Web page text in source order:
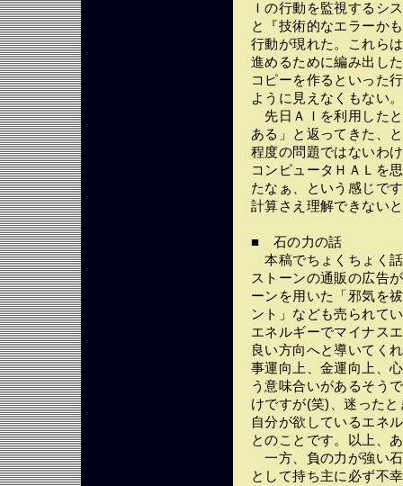
Ｉの行動を監視するシ
と『技術的なエラーか
行動が現れた。これら
進めるために編み出し
コピーを作るといった
ように見えなくもない
先日ＡＩを利用した
ある」と返ってきた、
程度の問題ではないわ
コンピュータＨＡＬを
たなぁ、という感じで
計算さえ理解できない
■ 石の力の話
本稿でちょくちょく
ストーンの通販の広告
ーンを用いた「邪気を
ント」なども売られて
エネルギーでマイナス
良い方向へと導いてく
事運向上、金運向上、
う意味合いがあるそう
けですが(笑)、迷った
自分が欲しているエネ
とのことです。以上、
一方、負の力が強い
として持ち主に必ず不